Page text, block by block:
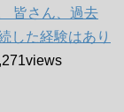
皆さん、過去
した経験はあり